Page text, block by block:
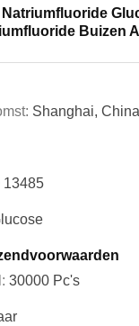
Buizen
Shanghai, China
13485
30000 Pc's